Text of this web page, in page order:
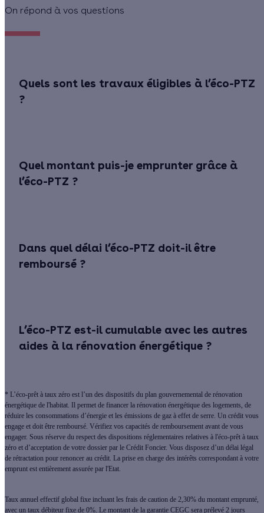
On répond à vos questions
Quels sont les travaux éligibles à l’éco-PTZ
?​
Quel montant puis-je emprunter grâce à
l’éco-PTZ ?​
Dans quel délai l’éco-PTZ doit-il être
remboursé ? ​
L’éco-PTZ est-il cumulable avec les autres
aides à la rénovation énergétique ? ​
* L’éco-prêt à taux zéro est l’un des dispositifs du plan gouvernemental de rénovation
énergétique de l'habitat. Il permet de financer la rénovation énergétique des logements, de
réduire les consommations d’énergie et les émissions de gaz à effet de serre. Un crédit vous
engage et doit être remboursé. Vérifiez vos capacités de remboursement avant de vous
engager. Sous réserve du respect des dispositions réglementaires relatives à l'éco-prêt à taux
zéro et d’acceptation de votre dossier par le Crédit Foncier. Vous disposez d’un délai légal
de rétractation pour renoncer au crédit. La prise en charge des intérêts correspondant à votre
emprunt est entièrement assurée par l'Etat.
Taux annuel effectif global fixe incluant les frais de caution de 2,30% du montant emprunté,
avec un taux débiteur fixe de 0%. Le montant de la garantie CEGC sera prélevé 2 jours